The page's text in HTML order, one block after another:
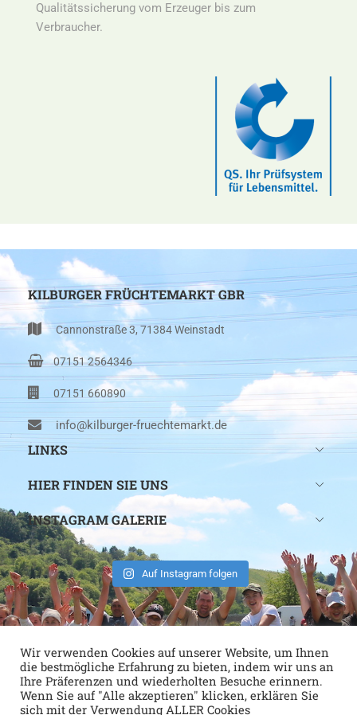
Qualitätssicherung vom Erzeuger bis zum
Verbraucher.
KILBURGER FRÜCHTEMARKT GBR
Cannonstraße 3, 71384 Weinstadt
07151 2564346
07151 660890
info@kilburger-fruechtemarkt.de
LINKS
HIER FINDEN SIE UNS
INSTAGRAM GALERIE
Auf Instagram folgen
Wir verwenden Cookies auf unserer Website, um Ihnen
die bestmögliche Erfahrung zu bieten, indem wir uns an
Ihre Präferenzen und wiederholten Besuche erinnern.
Wenn Sie auf "Alle akzeptieren" klicken, erklären Sie
sich mit der Verwendung ALLER Cookies